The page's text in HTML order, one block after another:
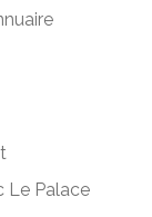
Le Palace